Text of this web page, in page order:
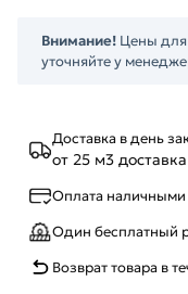
Доставка в день
от 25 м3
Оплата
Один бесплатный
Возврат товара в
Внимание! Цены для
уточняйте у